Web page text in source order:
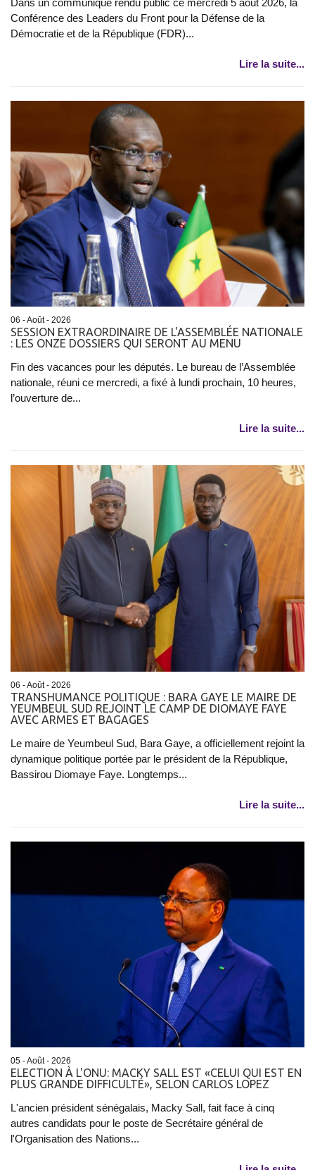
Conférence des Leaders du Front pour la Défense de la
Démocratie et de la République (FDR)...
Lire la suite...
06 - Août - 2026
SESSION EXTRAORDINAIRE DE L'ASSEMBLÉE NATIONALE
: LES ONZE DOSSIERS QUI SERONT AU MENU
Fin des vacances pour les députés. Le bureau de l’Assemblée
nationale, réuni ce mercredi, a fixé à lundi prochain, 10 heures,
l’ouverture de...
Lire la suite...
06 - Août - 2026
TRANSHUMANCE POLITIQUE : BARA GAYE LE MAIRE DE
YEUMBEUL SUD REJOINT LE CAMP DE DIOMAYE FAYE
AVEC ARMES ET BAGAGES
Le maire de Yeumbeul Sud, Bara Gaye, a officiellement rejoint la
dynamique politique portée par le président de la République,
Bassirou Diomaye Faye. Longtemps...
Lire la suite...
05 - Août - 2026
ELECTION À L'ONU: MACKY SALL EST «CELUI QUI EST EN
PLUS GRANDE DIFFICULTÉ», SELON CARLOS LOPEZ
L'ancien président sénégalais, Macky Sall, fait face à cinq
autres candidats pour le poste de Secrétaire général de
l'Organisation des Nations...